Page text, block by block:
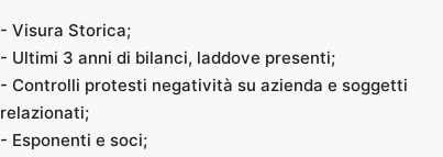
- Visura Storica;
- Ultimi 3 anni di bilanci, laddove presenti;
- Controlli protesti negatività su azienda e soggetti
relazionati;
- Esponenti e soci;